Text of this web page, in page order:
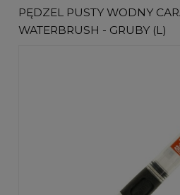
PĘDZEL PUSTY WODNY
WATERBRUSH - GRUBY (L)